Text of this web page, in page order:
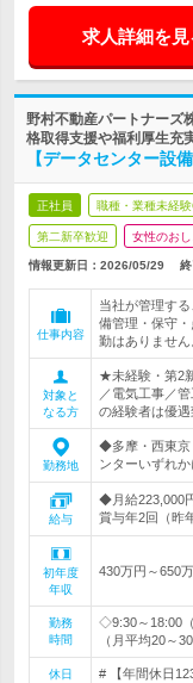
求人詳細を見
野村不動産パートナーズ
格取得支援や福利厚生充
【データセンター設
正社員 職種・業種未経
第二新卒歓迎 女性のお
情報更新日：2026/05/29 終
仕事内容
当社が管理す
備管理・保守
勤はありません
対象と
なる方
★未経験・第2
／電気工事／
の経験者は優遇
勤務地
◆多摩・西東京
ンターいずれ
給与
◆月給223,000
賞与年2回（昨
初年度
年収
430万円～650
勤務
時間
◇9:30～18:00
（月平均20～
休日
# 【年間休日